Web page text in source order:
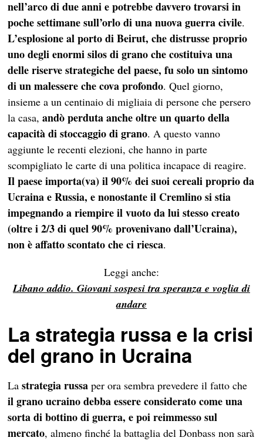
nell’arco di due anni e potrebbe davvero trovarsi in
poche settimane sull’orlo di una nuova guerra civile.
L’esplosione al porto di Beirut, che distrusse proprio
uno degli enormi silos di grano che costituiva una
delle riserve strategiche del paese, fu solo un sintomo
di un malessere che cova profondo. Quel giorno,
insieme a un centinaio di migliaia di persone che persero
la casa,andò perduta anche oltre un quarto della
capacità di stoccaggio di grano. A questo vanno
aggiunte le recenti elezioni, che hanno in parte
scompigliato le carte di una politica incapace di reagire.
Il paese importa(va) il 90% dei suoi cereali proprio da
Ucraina e Russia, e nonostante il Cremlino si stia
impegnando a riempire il vuoto da lui stesso creato
(oltre i 2/3 di quel 90% provenivano dall’Ucraina),
non è affatto scontato che ci riesca.
Leggi anche:
Libano addio. Giovani sospesi tra speranza e voglia di
andare
La strategia russa e la crisi
del grano in Ucraina
Lastrategia russa per ora sembra prevedere il fatto che
il grano ucraino debba essere considerato come una
sorta di bottino di guerra, e poi reimmesso sul
mercato, almeno finché la battaglia del Donbass non sarà